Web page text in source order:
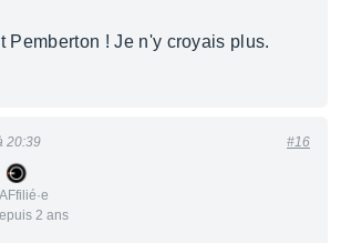
Pemberton ! Je n'y croyais plus.
2 ans
20:39 #16